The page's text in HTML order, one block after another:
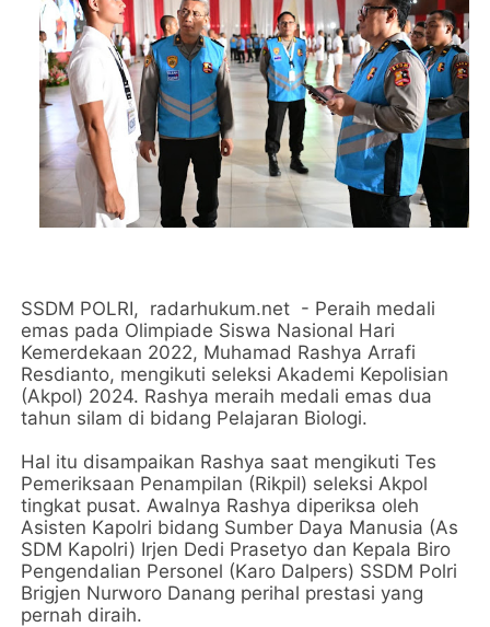
SSDM POLRI, radarhukum.net - Peraih medali
emas pada Olimpiade Siswa Nasional Hari
Kemerdekaan 2022, Muhamad Rashya Arrafi
Resdianto, mengikuti seleksi Akademi Kepolisian
(Akpol) 2024. Rashya meraih medali emas dua
tahun silam di bidang Pelajaran Biologi.
Hal itu disampaikan Rashya saat mengikuti Tes
Pemeriksaan Penampilan (Rikpil) seleksi Akpol
tingkat pusat. Awalnya Rashya diperiksa oleh
Asisten Kapolri bidang Sumber Daya Manusia (As
SDM Kapolri) Irjen Dedi Prasetyo dan Kepala Biro
Pengendalian Personel (Karo Dalpers) SSDM Polri
Brigjen Nurworo Danang perihal prestasi yang
pernah diraih.